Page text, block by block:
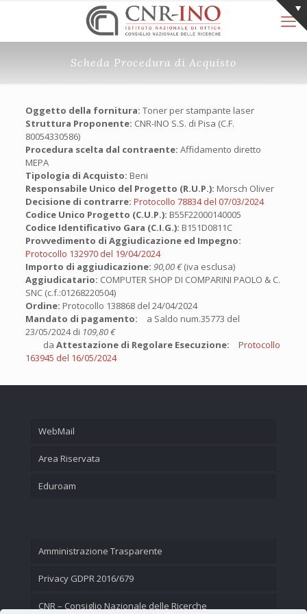
Scheda Procedura di Acquisto
Oggetto della fornitura: Toner per stampante laser
Struttura Proponente: CNR-INO S.S. di Pisa (C.F.
80054330586)
Procedura scelta dal contraente: Affidamento diretto
MEPA
Tipologia di Acquisto: Beni
Responsabile Unico del Progetto (R.U.P.): Morsch Oliver
Decisione di contrarre: Protocollo 78834 del 07/03/2024
Codice Unico Progetto (C.U.P.): B55F22000140005
Codice Identificativo Gara (C.I.G.): B151D0811C
Provvedimento di Aggiudicazione ed Impegno:
Protocollo 132970 del 19/04/2024
Importo di aggiudicazione: 90,00 €(iva esclusa)
Aggiudicatario: COMPUTER SHOP DI COMPARINI PAOLO & C.
SNC (c.f.:01268220504)
Ordine: Protocollo 138868 del 24/04/2024
Mandato di pagamento: a Saldo num.35773 del
23/05/2024 di 109,80 €
da Attestazione di Regolare Esecuzione:
Protocollo
163945 del 16/05/2024
WebMail
Area Riservata
Eduroam
Amministrazione Trasparente
Privacy GDPR 2016/679
CNR – Consiglio Nazionale delle Ricerche